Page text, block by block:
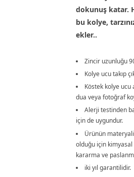
dokunuş katar.
bu kolye,
ekler..
Zincir uzunluğu
Kolye ucu takıp
Köstek kolye ucu
dua veya fotoğraf
Alerji testinden
için de uygundur.
Ürünün
olduğu için
kararma ve
iki yıl garantilidir.